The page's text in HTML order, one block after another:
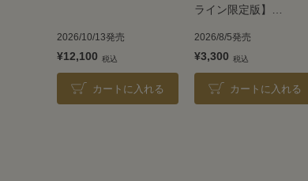
2026/10/13発売
¥12,100
カートに入れる
ライン限定版】
2026
2026/8/5発売
¥3,300
カートに入れる